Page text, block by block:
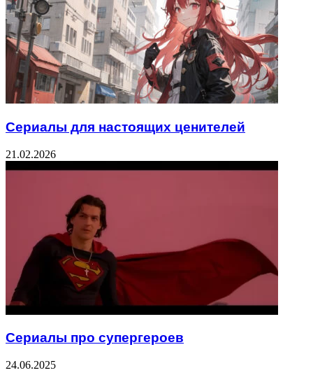
Сериалы для настоящих ценителей
21.02.2026
Сериалы про супергероев
24.06.2025